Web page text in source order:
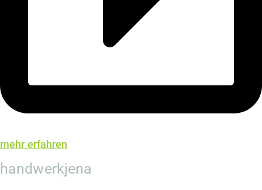
mehr erfahren
handwerkjena